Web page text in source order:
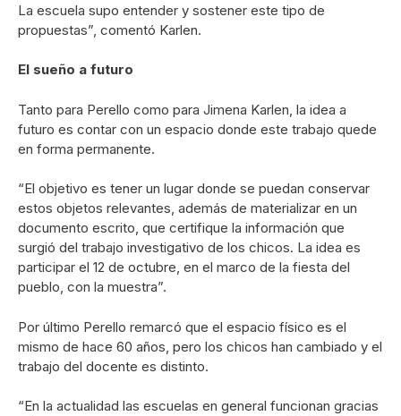
La escuela supo entender y sostener este tipo de
propuestas”, comentó Karlen.
El sueño a futuro
Tanto para Perello como para Jimena Karlen, la idea a
futuro es contar con un espacio donde este trabajo quede
en forma permanente.
“El objetivo es tener un lugar donde se puedan conservar
estos objetos relevantes, además de materializar en un
documento escrito, que certifique la información que
surgió del trabajo investigativo de los chicos. La idea es
participar el 12 de octubre, en el marco de la fiesta del
pueblo, con la muestra”.
Por último Perello remarcó que el espacio físico es el
mismo de hace 60 años, pero los chicos han cambiado y el
trabajo del docente es distinto.
“En la actualidad las escuelas en general funcionan gracias